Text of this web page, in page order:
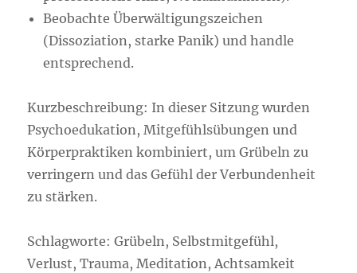
Beobachte Überwältigungszeichen
(Dissoziation, starke Panik) und handle
entsprechend.
Kurzbeschreibung: In dieser Sitzung wurden
Psychoedukation, Mitgefühlsübungen und
Körperpraktiken kombiniert, um Grübeln zu
verringern und das Gefühl der Verbundenheit
zu stärken.
Schlagworte: Grübeln, Selbstmitgefühl,
Verlust, Trauma, Meditation, Achtsamkeit